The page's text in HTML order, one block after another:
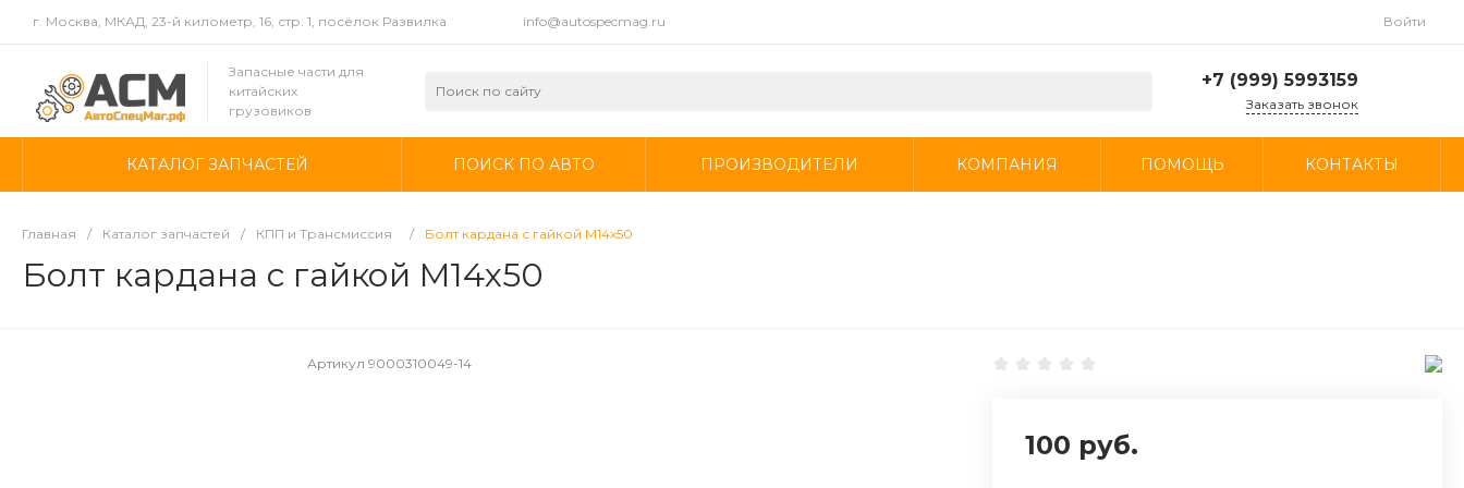
г. Москва, МКАД, 23-й километр, 16, стр. 1, посёлок Развилка info@autospecmag.ru Войти
Запасные части для
китайских
грузовиков
+7 (999) 5993159
г. Москва, МКАД, 23-й
Заказать звонок
КАТАЛОГ ЗАПЧАСТЕЙ ПОИСК ПО АВТО ПРОИЗВОДИТЕЛИ КОМПАНИЯ ПОМОЩЬ КОНТАКТЫ
Главная / Каталог запчастей / КПП и Трансмиссия / Болт кардана с гайкой M14х50
Болт кардана с гайкой M14х50
Артикул9000310049-14
100 руб.